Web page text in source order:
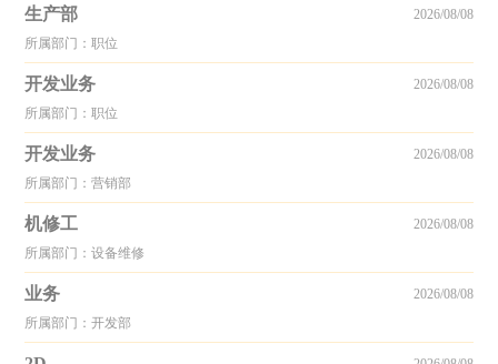
生产部
所属部门：职位
2026/08/08
开发业务
所属部门：职位
2026/08/08
开发业务
所属部门：营销部
2026/08/08
机修工
所属部门：设备维修
2026/08/08
业务
所属部门：开发部
2026/08/08